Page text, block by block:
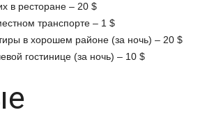
в ресторане – 20 $
транспорте – 1 $
в хорошем районе (за ночь) – 20 $
гостинице (за ночь) – 10 $